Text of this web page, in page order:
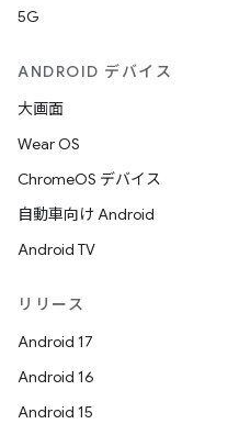
5G
ANDROID デバイス
大画面
Wear OS
ChromeOS デバイス
自動車向け Android
Android TV
リリース
Android 17
Android 16
Android 15